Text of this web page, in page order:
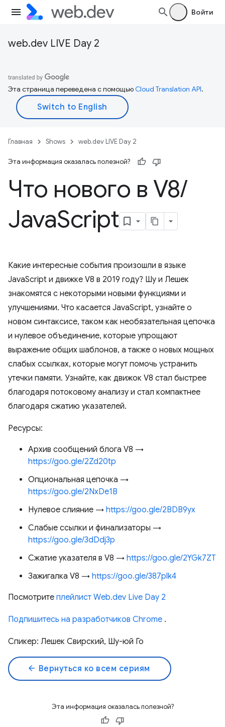
Войти
web.dev LIVE Day 2
Эта страница переведена с помощьюCloud Translation API.
Главная Shows web.dev LIVE Day 2
Эта информация оказалась полезной?
Что нового в V8/
JavaScript
Какие интересные события произошли в языке
JavaScript и движке V8 в 2019 году? Шу и Лешек
знакомятся с некоторыми новыми функциями и
улучшениями. Что касается JavaScript, узнайте о
новом синтаксисе, таком как необязательная цепочка
и нулевое объединение, которые упрощают
выражение общих шаблонов, а также о новых мощных
слабых ссылках, которые могут помочь устранить
утечки памяти. Узнайте, как движок V8 стал быстрее
благодаря потоковому анализу и стал компактнее
благодаря сжатию указателей.
Ресурсы:
Архив сообщений блога V8 →
https://goo.gle/2Zd20tp
Опциональная цепочка →
https://goo.gle/2NxDe1B
Нулевое слияние → https://goo.gle/2BDB9yx
Слабые ссылки и финализаторы →
https://goo.gle/3dDdj3p
Сжатие указателя в V8 → https://goo.gle/2YGk7ZT
Зажигалка V8 → https://goo.gle/387plk4
Посмотрите плейлист Web.dev Live Day 2
Подпишитесь на разработчиков Chrome .
Спикер: Лешек Свирский, Шу-юй Го
arrow_back Вернуться ко всем сериям
Эта информация оказалась полезной?